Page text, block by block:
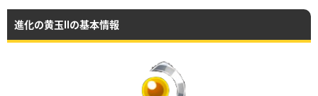
進化の黄玉Ⅱの基本情報